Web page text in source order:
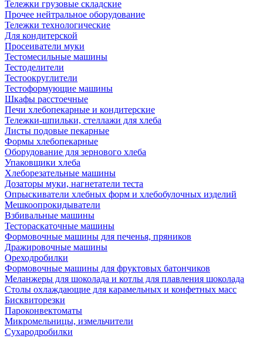
Тележки грузовые складские
Прочее нейтральное оборудование
Тележки технологические
Для кондитерской
Просеиватели муки
Тестомесильные машины
Тестоделители
Тестоокруглители
Тестоформующие машины
Шкафы расстоечные
Печи хлебопекарные и кондитерские
Тележки-шпильки, стеллажи для хлеба
Листы подовые пекарные
Формы хлебопекарные
Оборудование для зернового хлеба
Упаковщики хлеба
Хлеборезательные машины
Дозаторы муки, нагнетатели теста
Опрыскиватели хлебных форм и хлебобулочных изделий
Мешкоопрокидыватели
Взбивальные машины
Тестораскаточные машины
Формовочные машины для печенья, пряников
Дражировочные машины
Ореходробилки
Формовочные машины для фруктовых батончиков
Меланжеры для шоколада и котлы для плавления шоколада
Столы охлаждающие для карамельных и конфетных масс
Бисквиторезки
Пароконвектоматы
Микромельницы, измельчители
Сухародробилки